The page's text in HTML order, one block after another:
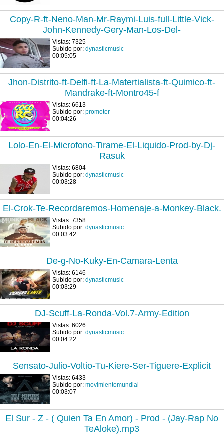
Copy-R-ft-Neno-Man-Mr-Raymi-Luis-full-Little-Vick-
John-Kennedy-Gery-Man-Los-Del-
Vistas: 7325
Subido por: dynasticmusic
00:05:05
Jhon-Distrito-ft-Delfi-ft-La-Matertialista-ft-Quimico-ft-
Mandrake-ft-Montro45-f
Vistas: 6613
Subido por: promoter
00:04:26
Lolo-En-El-Microfono-Tirame-El-Liquido-Prod-by-Dj-
Rasuk
Vistas: 6804
Subido por: dynasticmusic
00:03:28
El-Crok-Te-Recordaremos-Homenaje-a-Monkey-Black.
Vistas: 7358
Subido por: dynasticmusic
00:03:42
De-g-No-Kuky-En-Camara-Lenta
Vistas: 6146
Subido por: dynasticmusic
00:03:29
DJ-Scuff-La-Ronda-Vol.7-Army-Edition
Vistas: 6026
Subido por: dynasticmusic
00:04:22
Sensato-Julio-Voltio-Tu-Kiere-Ser-Tiguere-Explicit
Vistas: 6433
Subido por: movimientomundial
00:03:07
El Sur - Z - ( Quien Ta En Amor) - Prod - (Jay-Rap No
TeAloke).mp3